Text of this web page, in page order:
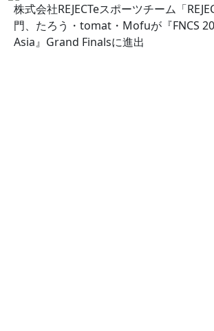
株式会社REJECTeスポーツチーム「
門、たろう・tomat・Mofuが『FNCS
Asia』Grand Finalsに進出